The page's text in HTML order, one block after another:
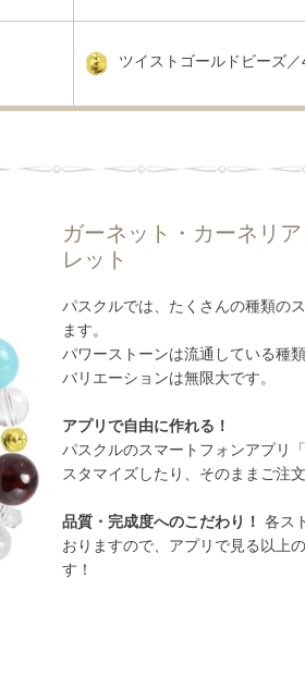
ツイストゴールドビーズ
ガーネット・カーネリ
レット
パスクルでは、たくさんの種類の
ます。
パワーストーンは流通している種
バリエーションは無限大です。
アプリで自由に作れる！
パスクルのスマートフォンアプリ
スタマイズしたり、そのままご注
品質・完成度へのこだわり！ 各ス
おりますので、アプリで見る以上
す！